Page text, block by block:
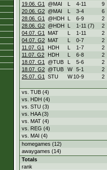
19.06. G1
@MAI L 4-11
9
20.06. G2 @MAI L 3-4
6
28.06. G1
@HDH L 6-9
2
28.06. G2 @HDH L 1-11 (7)
2
04.07. G1
MAT L 1-11
2
04.07. G2 MAT L 0-7
2
11.07. G1
HDH L 1-7
2
11.07. G2
HDH L 6-8
2
18.07. G1
@TUB L 5-6
2
18.07. G2 @TUB W 5-1
2
25.07. G1
STU W 10-9 2
vs. TUB (4)
vs. HDH (4)
vs. STU (3)
vs. HAA (3)
vs. MAT (4)
vs. REG (4)
vs. MAI (4)
homegames (12)
awaygames (14)
Totals
rank